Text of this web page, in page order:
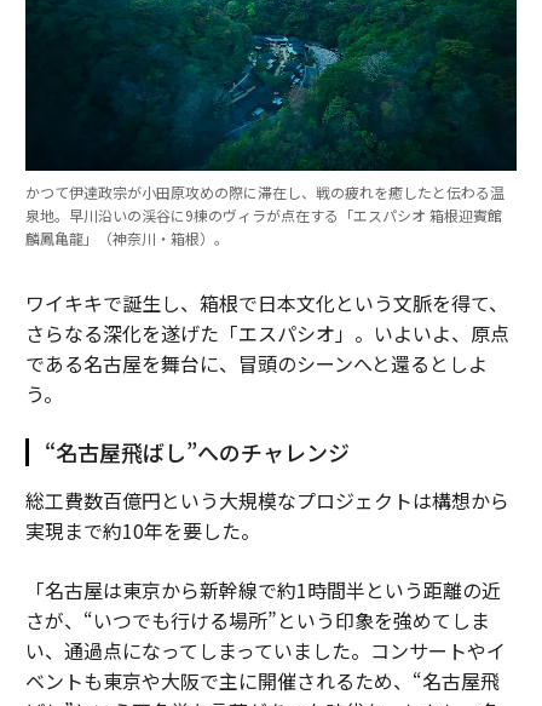
かつて伊達政宗が小田原攻めの際に滞在し、戦の疲れを癒したと伝わる温
泉地。早川沿いの渓谷に9棟のヴィラが点在する「エスパシオ 箱根迎賓館
麟鳳亀龍」（神奈川・箱根）。
ワイキキで誕生し、箱根で日本文化という文脈を得て、
さらなる深化を遂げた「エスパシオ」。いよいよ、原点
である名古屋を舞台に、冒頭のシーンへと還るとしよ
う。
“名古屋飛ばし”へのチャレンジ
総工費数百億円という大規模なプロジェクトは構想から
実現まで約10年を要した。
「名古屋は東京から新幹線で約1時間半という距離の近
さが、“いつでも行ける場所”という印象を強めてしま
い、通過点になってしまっていました。コンサートやイ
ベントも東京や大阪で主に開催されるため、“名古屋飛